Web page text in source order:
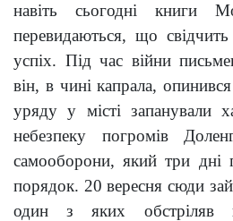
навіть сьогодні книги
перевидаються, що
успіх. Під час війни
він, в чині капрала,
уряду у місті запанували
небезпеку погромів
самооборони, який три дні
порядок. 20 вересня сюди
один з яких обстріляв